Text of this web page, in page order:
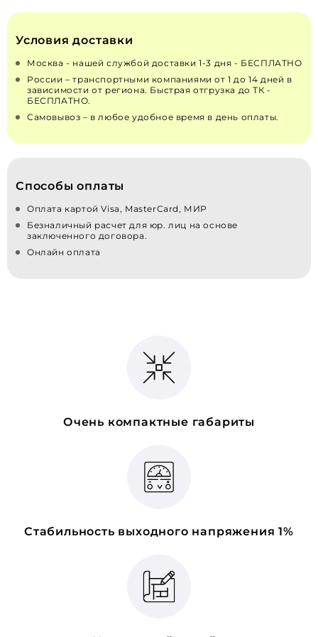
Условия доставки
Москва - нашей службой доставки 1-3 дня - БЕСПЛАТНО
России – транспортными компаниями от 1 до 14 дней в
зависимости от региона. Быстрая отгрузка до ТК -
БЕСПЛАТНО.
Самовывоз – в любое удобное время в день оплаты.
Способы оплаты
Оплата картой Visa, MasterCard, МИР
Безналичный расчет для юр. лиц на основе
заключенного договора.
Онлайн оплата
Очень компактные габариты
Стабильность выходного напряжения 1%